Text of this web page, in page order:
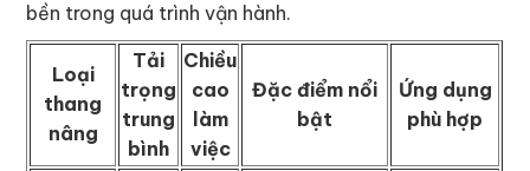
bền trong quá trình vận hành.
Loại
thang
nâng
Tải
trọng
trung
bình
Chiều
cao
làm
việc
Đặc điểm nổi
bật
Ứng dụng
phù hợp